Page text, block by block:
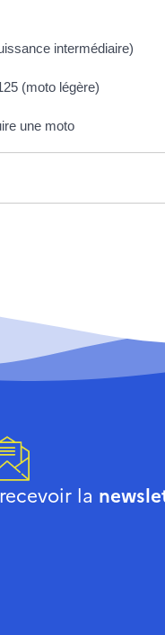
intermédiaire)
(moto légère)
une moto
la